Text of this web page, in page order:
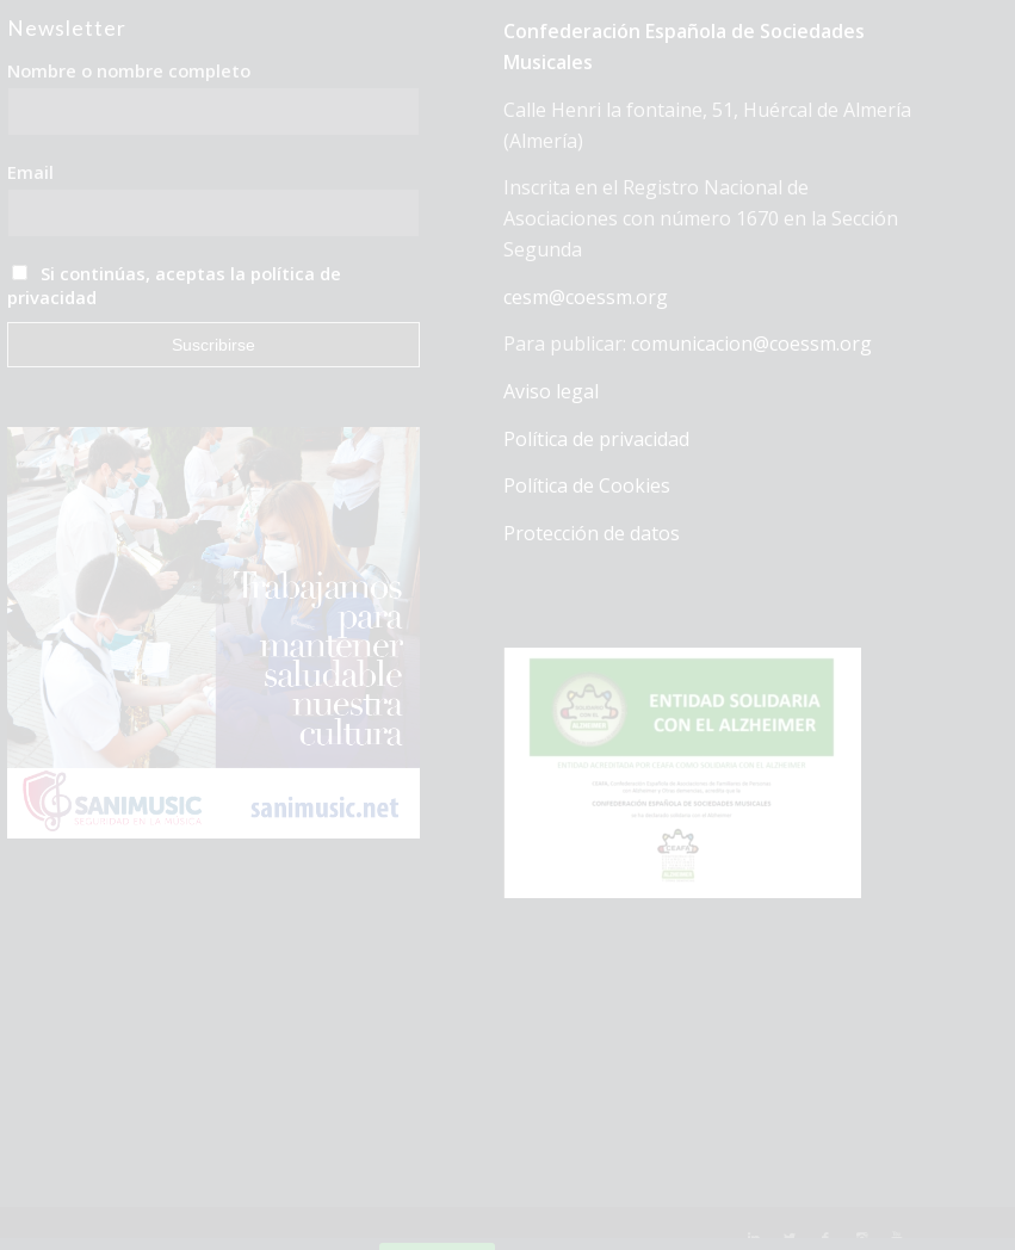
Newsletter
Nombre o nombre completo
Email
Si continúas, aceptas la política de
privacidad
Confederación Española de Sociedades
Musicales
Calle Henri la fontaine, 51, Huércal de Almería
(Almería)
Inscrita en el Registro Nacional de
Asociaciones con número 1670 en la Sección
Segunda
cesm@coessm.org
Para publicar: comunicacion@coessm.org
Aviso legal
Política de privacidad
Política de Cookies
Protección de datos